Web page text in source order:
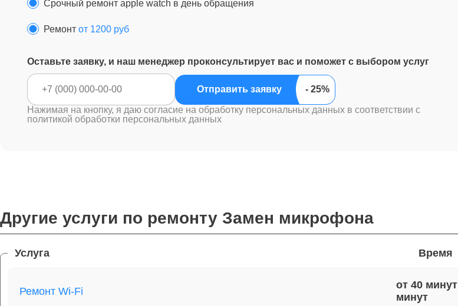
Срочный ремонт apple watch в день обращения
Ремонт от 1200 руб
Оставьте заявку, и наш менеджер проконсультирует вас и поможет с выбором услуг
Отправить заявку
Нажимая на кнопку, я даю согласие на обработку персональных данных в соответствии с
политикой обработки персональных данных
Другие услуги по ремонту Замен микрофона
Услуга Время
Ремонт Wi-Fi
от 40 минут